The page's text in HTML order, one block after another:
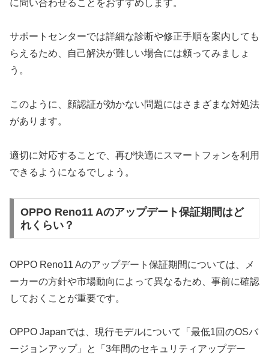
に問い合わせることをおすすめします。
サポートセンターでは詳細な診断や修正手順を案内しても
らえるため、自己解決が難しい場合には頼ってみましょ
う。
このように、顔認証が効かない問題にはさまざまな対処法
があります。
適切に対応することで、再び快適にスマートフォンを利用
できるようになるでしょう。
OPPO Reno11 Aのアップデート保証期間はど
れくらい？
OPPO Reno11 Aのアップデート保証期間については、メ
ーカーの方針や市場動向によって異なるため、事前に確認
しておくことが重要です。
OPPO Japanでは、現行モデルについて「最低1回のOSバ
ージョンアップ」と「3年間のセキュリティアップデー